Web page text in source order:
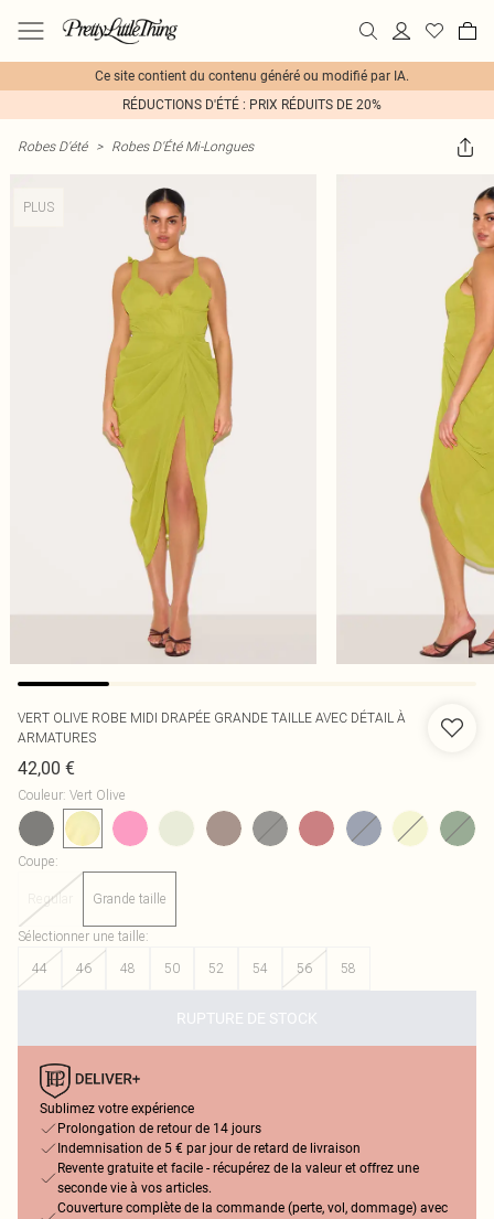
Ce site contient du contenu généré ou modifié par IA.
RÉDUCTIONS D'ÉTÉ : PRIX RÉDUITS DE 20%
Robes D'été > Robes D'Été Mi-Longues
PLUS
VERT OLIVE ROBE MIDI DRAPÉE GRANDE TAILLE AVEC DÉTAIL À
ARMATURES
42,00 €
Couleur: Vert Olive
Coupe:
Regular Grande taille
Sélectionner une taille:
44
46 48 50 52 54 56 58
RUPTURE DE STOCK
Sublimez votre expérience
Prolongation de retour de 14 jours
Indemnisation de 5 € par jour de retard de livraison
Revente gratuite et facile - récupérez de la valeur et offrez une
seconde vie à vos articles.
Couverture complète de la commande (perte, vol, dommage) avec